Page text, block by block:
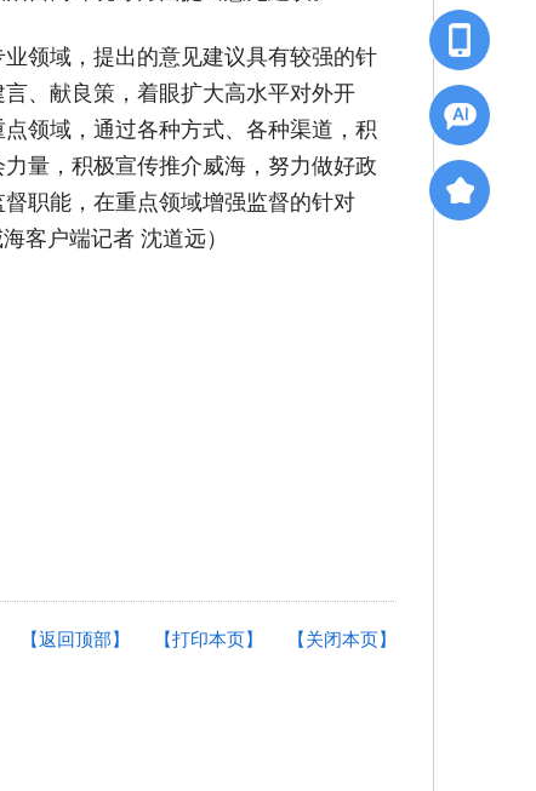
领域，提出的意见建议具有较强的针
、献良策，着眼扩大高水平对外开
领域，通过各种方式、各种渠道，积
量，积极宣传推介威海，努力做好政
职能，在重点领域增强监督的针对
客户端记者 沈道远）
【关闭本页】
【打印本页】
【返回顶部】